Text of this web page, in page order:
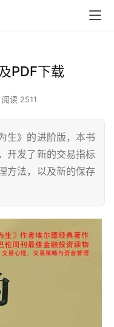
PDF下载
阅读 2511
生》的进阶版，本书
开发了新的交易指标
方法，以及新的保存